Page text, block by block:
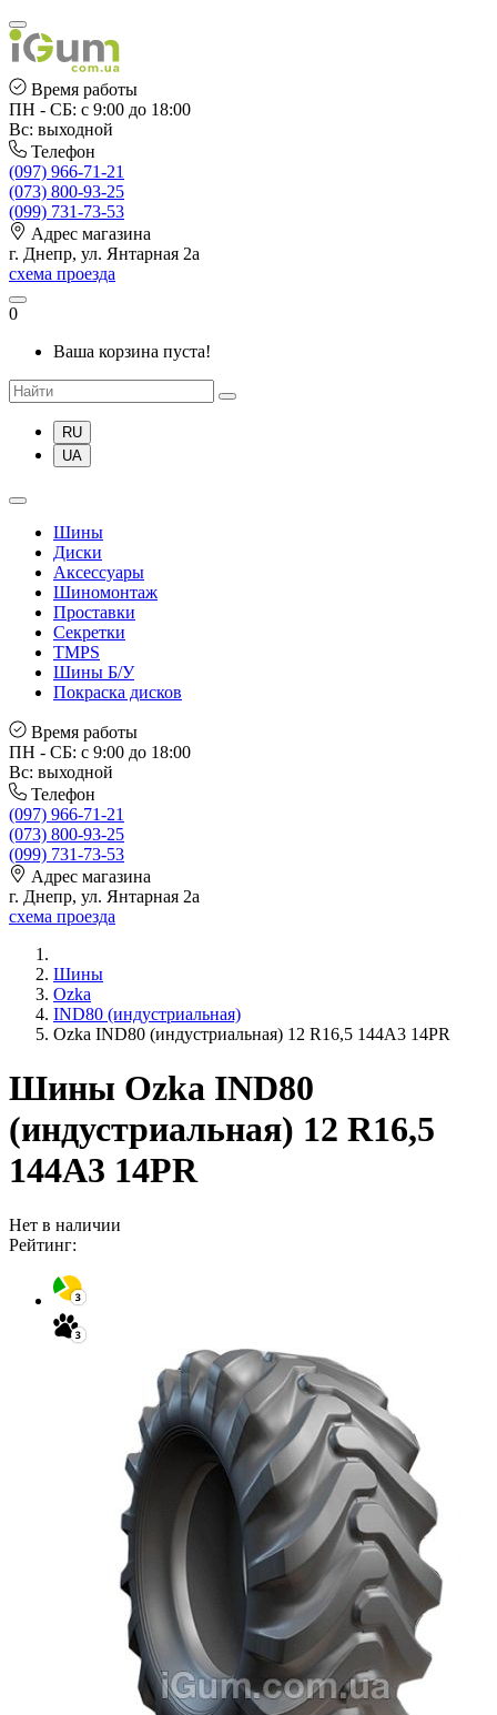
Время работы
ПН - СБ: с 9:00 до 18:00
Вс: выходной
Телефон
(097) 966-71-21
(073) 800-93-25
(099) 731-73-53
Адрес магазина
г. Днепр, ул. Янтарная 2а
схема проезда
0
Ваша корзина пуста!
RU
UA
Шины
Диски
Аксессуары
Шиномонтаж
Проставки
Секретки
TMPS
Шины Б/У
Покраска дисков
Время работы
ПН - СБ: с 9:00 до 18:00
Вс: выходной
Телефон
(097) 966-71-21
(073) 800-93-25
(099) 731-73-53
Адрес магазина
г. Днепр, ул. Янтарная 2а
схема проезда
Шины
Ozka
IND80 (индустриальная)
Ozka IND80 (индустриальная) 12 R16,5 144A3 14PR
Шины Ozka IND80
(индустриальная) 12 R16,5
144A3 14PR
Нет в наличии
Рейтинг: